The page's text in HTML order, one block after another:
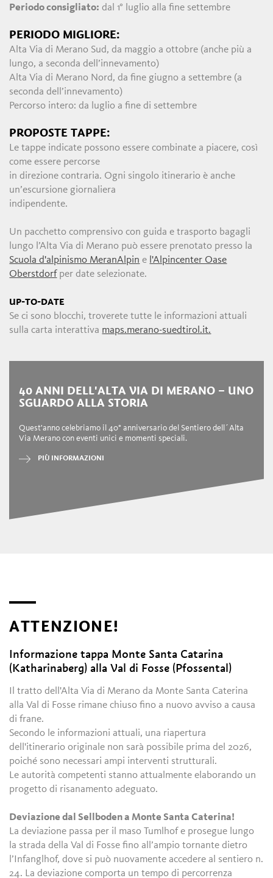
Periodo consigliato: dal 1° luglio alla fine settembre
PERIODO MIGLIORE:
Alta Via di Merano Sud, da maggio a ottobre (anche più a
lungo, a seconda dell’innevamento)
Alta Via di Merano Nord, da fine giugno a settembre (a
seconda dell’innevamento)
Percorso intero: da luglio a fine di settembre
PROPOSTE TAPPE:
Le tappe indicate possono essere combinate a piacere, così
come essere percorse
in direzione contraria. Ogni singolo itinerario è anche
un’escursione giornaliera
indipendente.
Un pacchetto comprensivo con guida e trasporto bagagli
lungo l’Alta Via di Merano può essere prenotato presso la
Scuola d'alpinismo MeranAlpin e l'Alpincenter Oase
Oberstdorf per date selezionate.
UP-TO-DATE
Se ci sono blocchi, troverete tutte le informazioni attuali
sulla carta interattiva maps.merano-suedtirol.it.
40 ANNI DELL'ALTA VIA DI MERANO – UNO
SGUARDO ALLA STORIA
Quest'anno celebriamo il 40° anniversario del Sentiero dell´Alta
Via Merano con eventi unici e momenti speciali.
PIÙ INFORMAZIONI
ATTENZIONE!
Informazione tappa Monte Santa Catarina
(Katharinaberg) alla Val di Fosse (Pfossental)
Il tratto dell'Alta Via di Merano da Monte Santa Caterina
alla Val di Fosse rimane chiuso fino a nuovo avviso a causa
di frane.
Secondo le informazioni attuali, una riapertura
dell'itinerario originale non sarà possibile prima del 2026,
poiché sono necessari ampi interventi strutturali.
Le autorità competenti stanno attualmente elaborando un
progetto di risanamento adeguato.
Deviazione dal Sellboden a Monte Santa Caterina!
La deviazione passa per il maso Tumlhof e prosegue lungo
la strada della Val di Fosse fino all’ampio tornante dietro
l’Infanglhof, dove si può nuovamente accedere al sentiero n.
24. La deviazione comporta un tempo di percorrenza